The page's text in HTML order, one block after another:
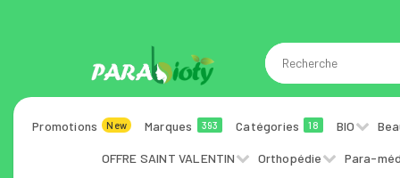
Promotions New Marques 393 Catégories 18 BIO
OFFRE SAINT VALENTIN Orthopédie Para-